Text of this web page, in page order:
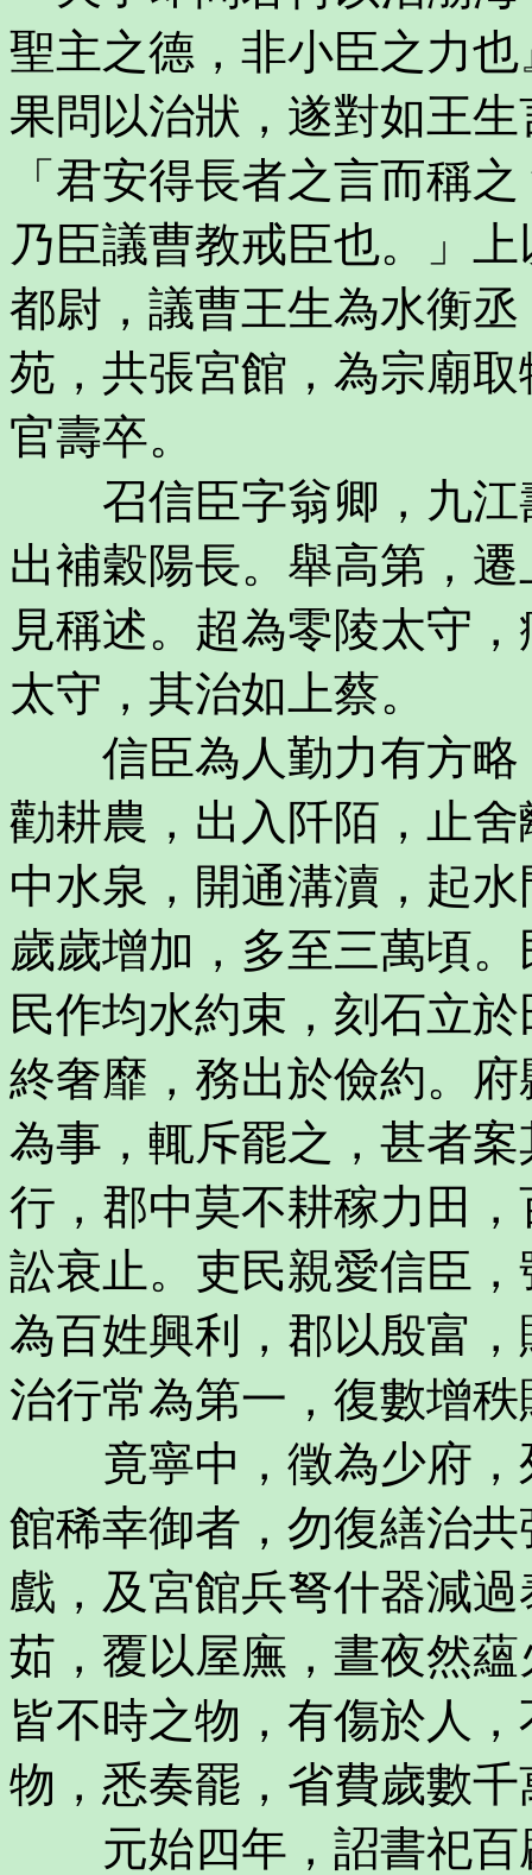
聖主之德，非小臣之力
果問以治狀，遂對如王
「君安得長者之言而稱
乃臣議曹教戒臣也。」
都尉，議曹王生為水衡
苑，共張宮館，為宗廟
官壽卒。
召信臣字翁卿，九江
出補穀陽長。舉高第，
見稱述。超為零陵太守
太守，其治如上蔡。
信臣為人勤力有方略
勸耕農，出入阡陌，止
中水泉，開通溝瀆，起
歲歲增加，多至三萬頃
民作均水約束，刻石立
終奢靡，務出於儉約。
為事，輒斥罷之，甚者
行，郡中莫不耕稼力田
訟衰止。吏民親愛信臣
為百姓興利，郡以殷富
治行常為第一，復數增秩
竟寧中，徵為少府，
館稀幸御者，勿復繕治
戲，及宮館兵弩什器減
茹，覆以屋廡，晝夜然
皆不時之物，有傷於人
物，悉奏罷，省費歲數
元始四年，詔書祀百